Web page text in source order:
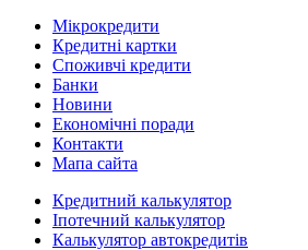
Мікрокредити
Кредитні картки
Споживчі кредити
Банки
Новини
Економічні поради
Контакти
Мапа сайта
Кредитний калькулятор
Іпотечний калькулятор
Калькулятор автокредитів